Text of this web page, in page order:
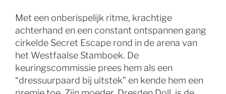
Met een onberispelijk ritme, krachtige
achterhand en een constant ontspannen gang
cirkelde Secret Escape rond in de arena van
het Westfaalse Stamboek. De
keuringscommissie prees hem als een
“dressuurpaard bij uitstek” en kende hem een ​​